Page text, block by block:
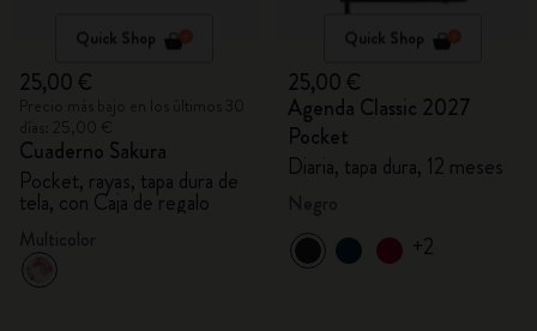
Quick Shop
25,00 €
Cuaderno Sakura
Pocket, rayas, tapa dura de
tela, con Caja de regalo
Quick Shop
25,00 €
Agenda Classic 2027
Pocket
Diaria, tapa dura, 12 meses
+2